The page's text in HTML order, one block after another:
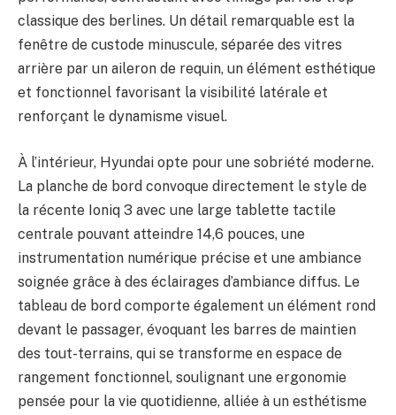
classique des berlines. Un détail remarquable est la
fenêtre de custode minuscule, séparée des vitres
arrière par un aileron de requin, un élément esthétique
et fonctionnel favorisant la visibilité latérale et
renforçant le dynamisme visuel.
À l’intérieur, Hyundai opte pour une sobriété moderne.
La planche de bord convoque directement le style de
la récente Ioniq 3 avec une large tablette tactile
centrale pouvant atteindre 14,6 pouces, une
instrumentation numérique précise et une ambiance
soignée grâce à des éclairages d’ambiance diffus. Le
tableau de bord comporte également un élément rond
devant le passager, évoquant les barres de maintien
des tout-terrains, qui se transforme en espace de
rangement fonctionnel, soulignant une ergonomie
pensée pour la vie quotidienne, alliée à un esthétisme